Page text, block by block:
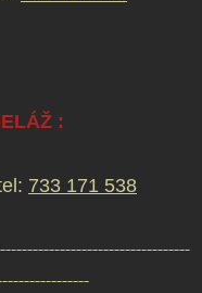
:
733 171 538